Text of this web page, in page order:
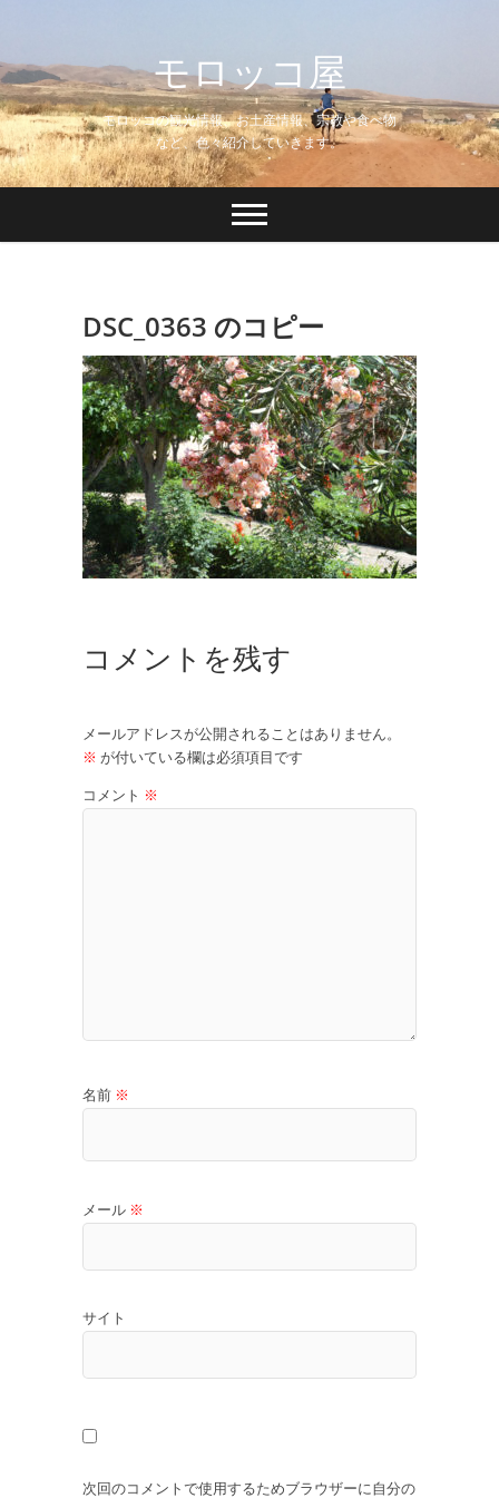
content
モロッコ屋
モロッコの観光情報、お土産情報、宗教や食べ物
など、色々紹介していきます。
DSC_0363 のコピー
コメントを残す
メールアドレスが公開されることはありません。
※ が付いている欄は必須項目です
コメント ※
名前 ※
メール ※
サイト
次回のコメントで使用するためブラウザーに自分の